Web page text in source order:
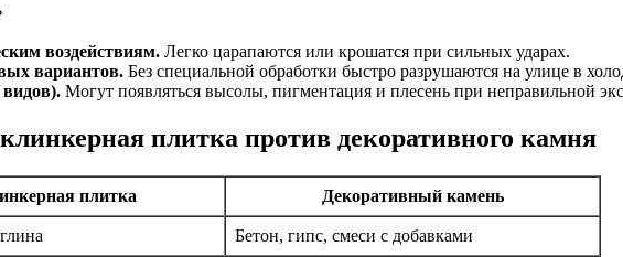
воздействиям. Легко царапаются или крошатся при сильных ударах.
вариантов. Без специальной обработки быстро разрушаются на улице в
Могут появляться высолы, пигментация и плесень при неправильной
плитка против декоративного камня
плитка Декоративный камень
Бетон, гипс, смеси с добавками